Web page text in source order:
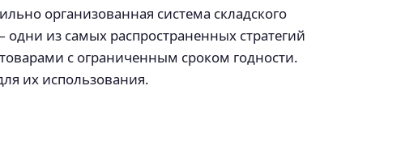
организованная система складского
из самых распространенных стратегий
с ограниченным сроком годности.
их использования.